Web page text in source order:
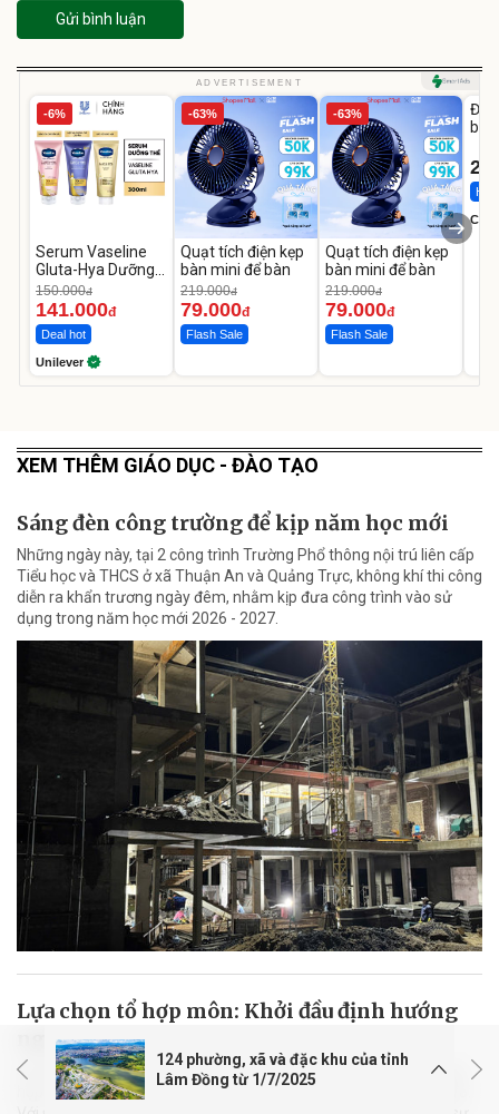
Gửi bình luận
ADVERTISEMENT
-6%
Serum Vaseline
Gluta-Hya Dưỡng
Da Sáng Mịn Sau 7
Ngày
150.000đ
141.000đ
Deal hot
Unilever
-63%
Quạt tích điện kẹp
bàn mini để bàn
219.000đ
79.000đ
Flash Sale
-63%
Quạt tích điện kẹp
bàn mini để bàn
219.000đ
79.000đ
Flash Sale
Đai
bé
Hot
XEM THÊM GIÁO DỤC - ĐÀO TẠO
Sáng đèn công trường để kịp năm học mới
Những ngày này, tại 2 công trình Trường Phổ thông nội trú liên cấp
Tiểu học và THCS ở xã Thuận An và Quảng Trực, không khí thi công
diễn ra khẩn trương ngày đêm, nhằm kịp đưa công trình vào sử
dụng trong năm học mới 2026 - 2027.
Lựa chọn tổ hợp môn: Khởi đầu định hướng
nghề nghiệp
Sau khi trúng tuyển vào lớp 10, học sinh Lâm Đồng sẽ lựa chọn tổ
hợp môn học theo chương trình Giáo dục phổ thông (GDPT) 2018.
124 phường, xã và đặc khu của tỉnh
Lâm Đồng từ 1/7/2025